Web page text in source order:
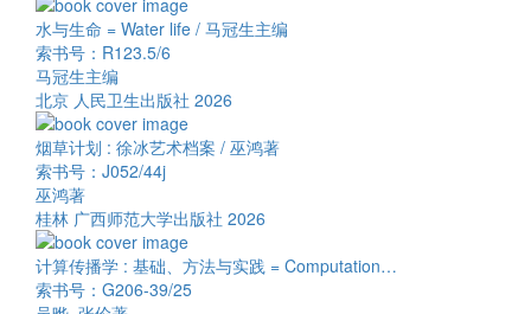
水与生命 = Water life / 马冠生主编
索书号：R123.5/6
马冠生主编
北京 人民卫生出版社 2026
烟草计划 : 徐冰艺术档案 / 巫鸿著
索书号：J052/44j
巫鸿著
桂林 广西师范大学出版社 2026
计算传播学 : 基础、方法与实践 = Computation…
索书号：G206-39/25